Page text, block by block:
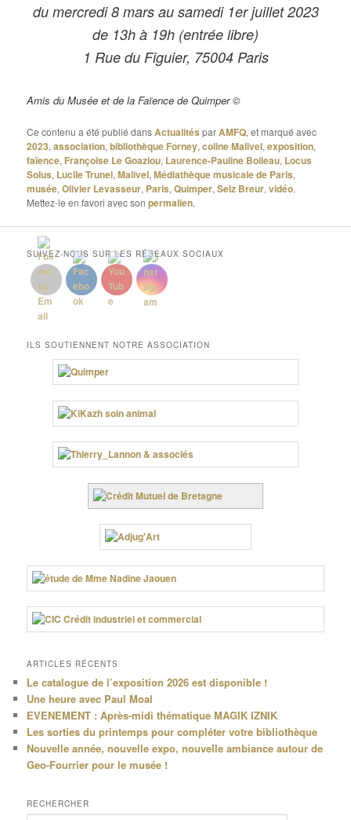
du mercredi 8 mars au samedi 1er juillet 2023
de 13h à 19h (entrée libre)
1 Rue du Figuier, 75004 Paris
Amis du Musée et de la Faïence de Quimper ©
Ce contenu a été publié dansActualités parAMFQ, et marqué avec
2023,association,bibliothèque Forney,coline Malivel,exposition,
faïence, Françoise Le Goaziou, Laurence-Pauline Boileau, Locus
Solus, Lucile Trunel,Malivel,Médiathèque musicale de Paris,
musée,Olivier Levasseur, Paris,Quimper,Seiz Breur,vidéo.
Mettez-le en favori avec sonpermalien.
SUIVEZ-NOUS SUR LES RÉSEAUX SOCIAUX
ILS SOUTIENNENT NOTRE ASSOCIATION
ARTICLES RÉCENTS
Le catalogue de l’exposition 2026 est disponible !
Une heure avec Paul Moal
EVENEMENT : Après-midi thématique MAGIK IZNIK
Les sorties du printemps pour compléter votre bibliothèque
Nouvelle année, nouvelle expo, nouvelle ambiance autour de
Geo-Fourrier pour le musée !
RECHERCHER